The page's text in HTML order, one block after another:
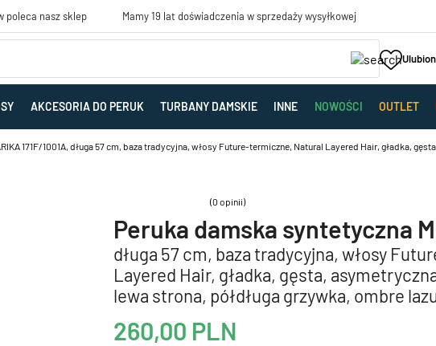
poleca nasz sklep Mamy 19 lat doświadczenia w sprzedaży wysyłkowej
AKCESORIA DO PERUK TURBANY DAMSKIE INNE NOWOŚCI OUTLET
171F/1001A, długa 57 cm, baza tradycyjna, włosy Future-termiczne, Natural Layered Hair, gładka,
(0 opinii)
Peruka damska syntetyczna
długa 57 cm, baza tradycyjna, włosy
Layered Hair, gładka, gęsta,
lewa strona, półdługa grzywka, ombre
260,00 PLN